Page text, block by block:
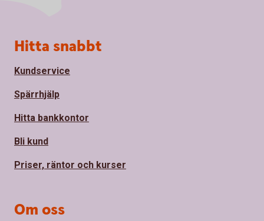
Sidfot
Hitta snabbt
Kundservice
Spärrhjälp
Hitta bankkontor
Bli kund
Priser, räntor och kurser
Om oss